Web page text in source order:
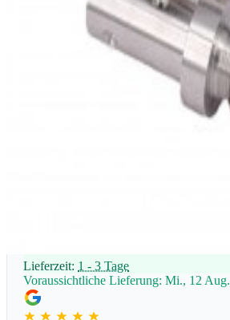
Lieferzeit: 1 - 3 Tage
Voraussichtliche Lieferung: Mi., 12 Aug.